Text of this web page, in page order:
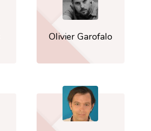
Olivier Garofalo